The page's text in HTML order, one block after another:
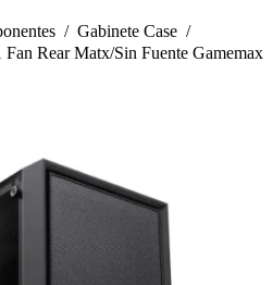
/ Gabinete Case /
Rear Matx/Sin Fuente Gamemax